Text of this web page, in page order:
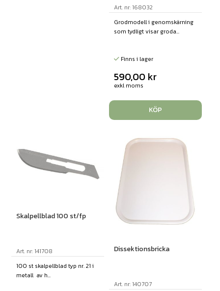
Art. nr: 168032
Grodmodell i genomskärning
som tydligt visar groda...
Finns i lager
590,00 kr
exkl moms
KÖP
Skalpellblad 100 st/fp
Art. nr: 141708
100 st skalpellblad typ nr. 21 i
metall av h...
Dissektionsbricka
Art. nr: 140707